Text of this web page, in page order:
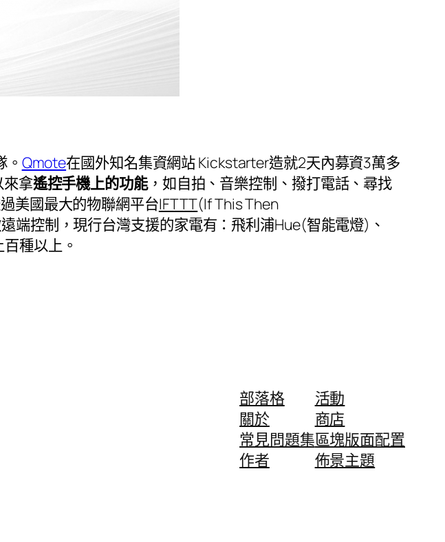
Qmote在國外知名集資網站 Kickstarter造就2天內募資3萬多
拿遙控手機上的功能，如自拍、音樂控制、撥打電話、尋找
美國最大的物聯網平台IFTTT(If This Then
端控制，現行台灣支援的家電有：飛利浦Hue(智能電燈)、
種以上。
部落格
關於
常見問題集
作者
活動
商店
區塊版面配置
佈景主題